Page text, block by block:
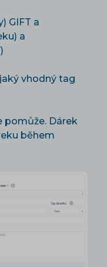
GIFT a
a
vhodný tag
pomůže. Dárek
během